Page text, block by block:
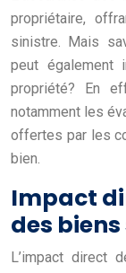
propriétaire,
sinistre. Mais
peut également
propriété? En
notamment les
offertes par les
bien.
Impact
des
L’impact direct